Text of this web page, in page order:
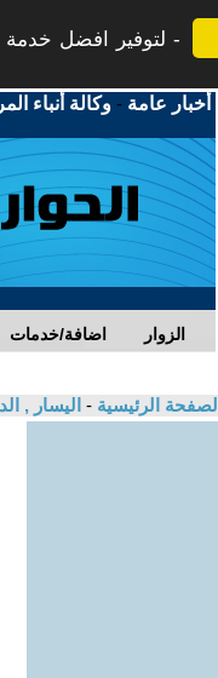
لتوفير افضل خدمة
أخبار عامة -وكالة أنباء
اضافة/خدمات الزوار
الصفحة الرئيسية - اليسار ,